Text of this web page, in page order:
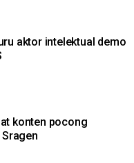
aktor intelektual demo
konten pocong